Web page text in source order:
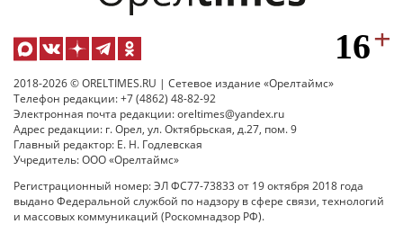
2018-2026 © ORELTIMES.RU | Сетевое издание «Орелтаймс»
Телефон редакции: +7 (4862) 48-82-92
Электронная почта редакции: oreltimes@yandex.ru
Адрес редакции: г. Орел, ул. Октябрьская, д.27, пом. 9
Главный редактор: Е. Н. Годлевская
Учредитель: ООО «Орелтаймс»
Регистрационный номер: ЭЛ ФС77-73833 от 19 октября 2018 года
выдано Федеральной службой по надзору в сфере связи, технологий
и массовых коммуникаций (Роскомнадзор РФ).